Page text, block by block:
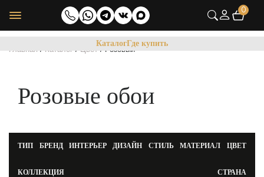
0
КаталогГде купить
Главная/Каталог/Цвет/Розовый
Розовые обои
ТИП БРЕНД ИНТЕРЬЕР ДИЗАЙН СТИЛЬ МАТЕРИАЛ ЦВЕТ
КОЛЛЕКЦИЯ СТРАНА